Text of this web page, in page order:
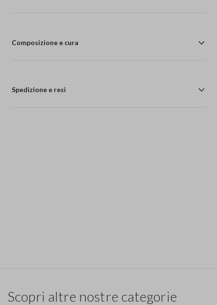
Composizione e cura
Spedizione e resi
Scopri altre nostre categorie